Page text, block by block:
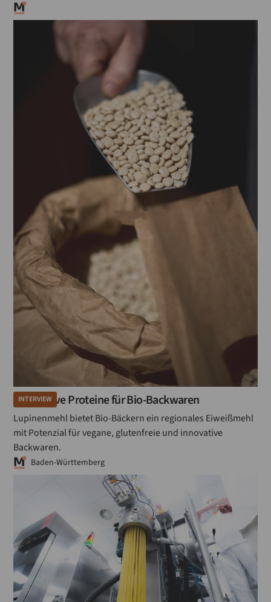
INTERVIEW
Alternative Proteine für Bio-Backwaren
Lupinenmehl bietet Bio-Bäckern ein regionales Eiweißmehl
mit Potenzial für vegane, glutenfreie und innovative
Backwaren.
Baden-Württemberg